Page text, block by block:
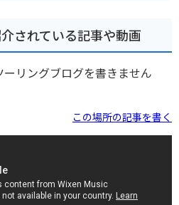
されている記事や動画
リングブログを書きません
この場所の記事を書く